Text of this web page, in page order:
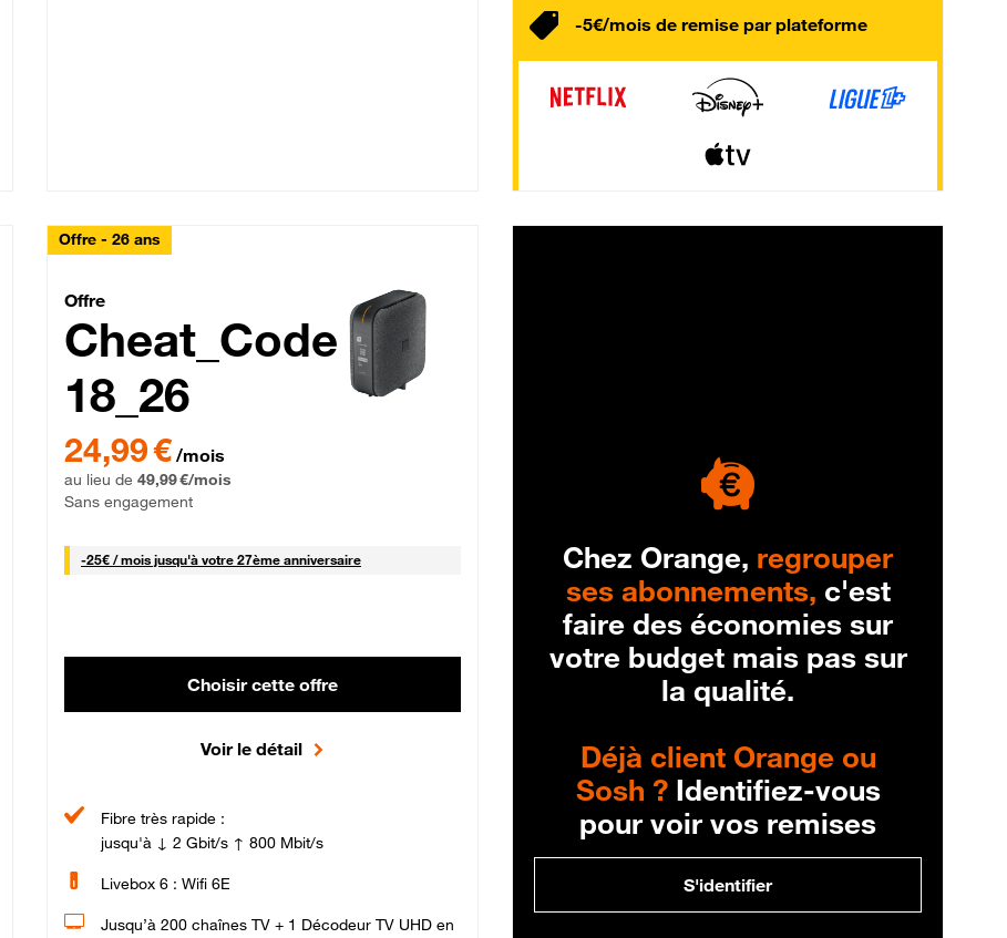
-5€/mois de remise par plateforme
Offre - 26 ans
Cheat_Code Fibre_18_26
Offre
Cheat_Code
18_26
24,99 € /mois
au lieu de 49,99 €/mois
Sans engagement
-25€ / mois25 € par mois
jusqu'à votre 27ème anniversaire
Choisir cette offre
Voir le détail
Fibre très rapide :
jusqu'à ↓ 2 Gbit/s ↑ 800 Mbit/s
Livebox 6 : Wifi 6E
Jusqu’à 200 chaînes TV + 1 Décodeur TV UHD en
Chez Orange, regrouper
ses abonnements, c'est
faire des économies sur
votre budget mais pas sur
la qualité.
Déjà client Orange ou
Sosh ?Identifiez-vous
pour voir vos remises
S'identifier